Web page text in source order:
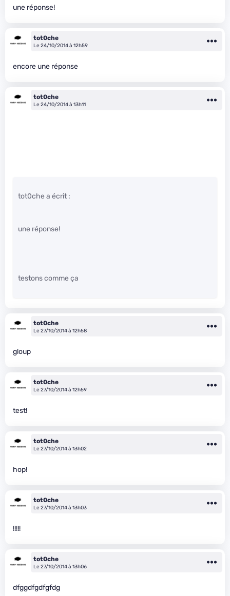
une réponse!
tot0che
Le 24/10/2014 à 12h59
encore une réponse
tot0che
Le 24/10/2014 à 13h11
tot0che a écrit :
une réponse!
testons comme ça
tot0che
Le 27/10/2014 à 12h58
gloup
tot0che
Le 27/10/2014 à 12h59
test!
tot0che
Le 27/10/2014 à 13h02
hop!
tot0che
Le 27/10/2014 à 13h03
!!!!!
tot0che
Le 27/10/2014 à 13h06
dfggdfgdfgfdg